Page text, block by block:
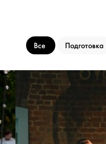
Все Подготовка